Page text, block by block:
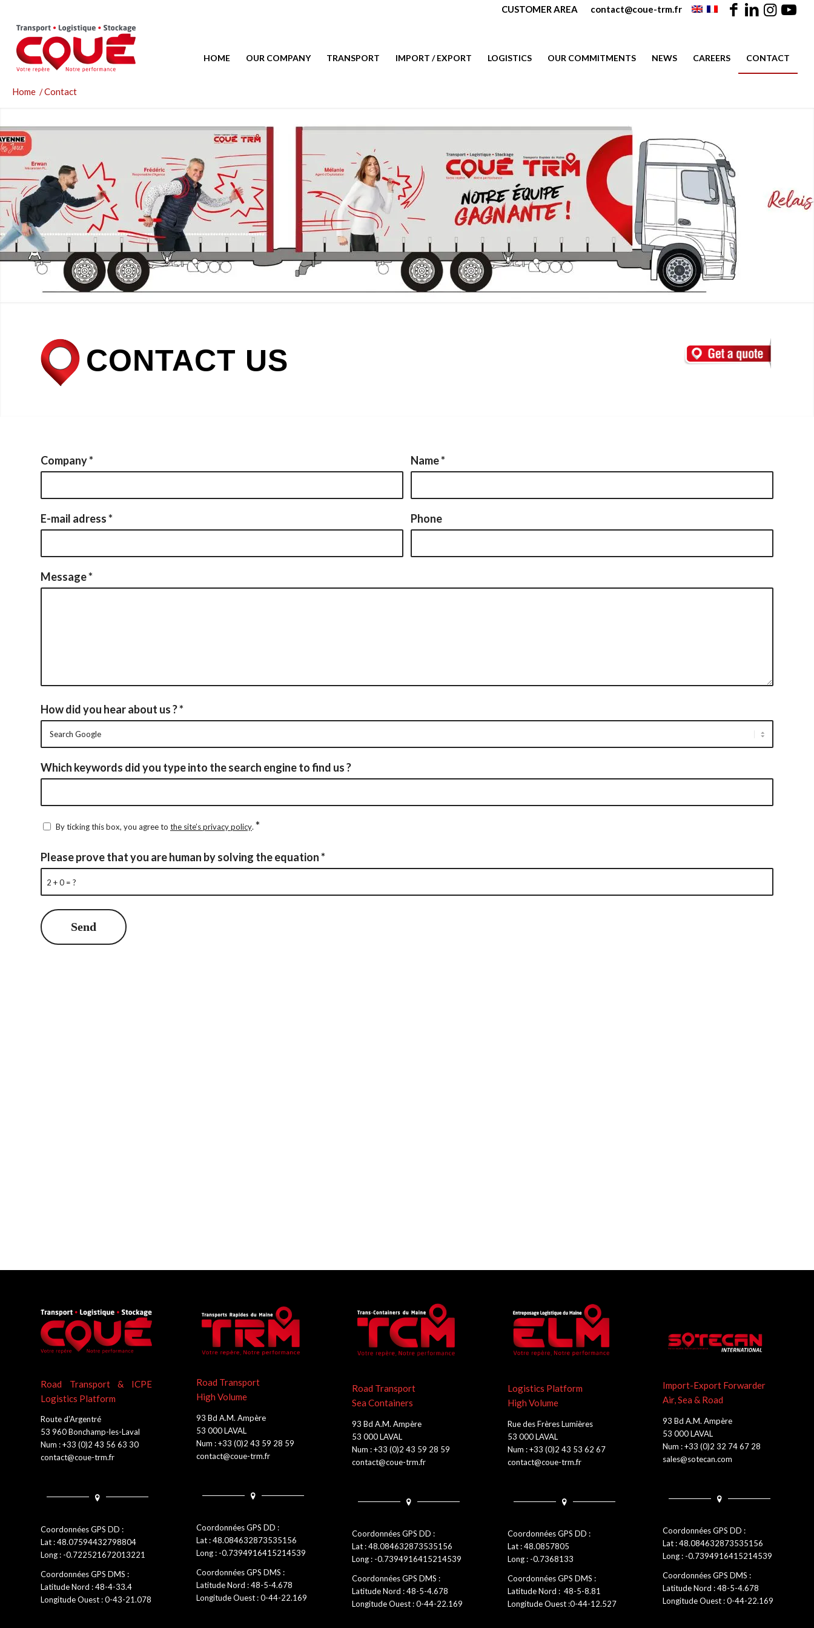
CUSTOMER AREA contact@coue-trm.fr
HOME OUR COMPANY TRANSPORT IMPORT / EXPORT LOGISTICS OUR COMMITMENTS NEWS CAREERS CONTACT
Home /Contact
CONTACT US
Company* Name*
E-mail adress* Phone
Message*
How did you hear about us ?*
Which keywords did you type into the search engine to find us ?
By ticking this box, you agree to the site’s privacy policy. *
2 + 0 = ?
Please prove that you are human by solving the equation*
Road Transport & ICPE
Logistics Platform
Route d’Argentré
53 960 Bonchamp-les-Laval
Num : +33 (0)2 43 56 63 30
contact@coue-trm.fr
Coordonnées GPS DD :
Lat : 48.07594432798804
Long : -0.722521672013221
Coordonnées GPS DMS :
Latitude Nord : 48-4-33.4
Longitude Ouest : 0-43-21.078
Road Transport
High Volume
93 Bd A.M. Ampère
53 000 LAVAL
Num : +33 (0)2 43 59 28 59
contact@coue-trm.fr
Coordonnées GPS DD :
Lat : 48.084632873535156
Long : -0.7394916415214539
Coordonnées GPS DMS :
Latitude Nord : 48-5-4.678
Longitude Ouest : 0-44-22.169
Road Transport
Sea Containers
93 Bd A.M. Ampère
53 000 LAVAL
Num : +33 (0)2 43 59 28 59
contact@coue-trm.fr
Coordonnées GPS DD :
Lat : 48.084632873535156
Long : -0.7394916415214539
Coordonnées GPS DMS :
Latitude Nord : 48-5-4.678
Longitude Ouest : 0-44-22.169
Logistics Platform
High Volume
Rue des Frères Lumières
53 000 LAVAL
Num : +33 (0)2 43 53 62 67
contact@coue-trm.fr
Coordonnées GPS DD :
Lat : 48.0857805
Long : -0.7368133
Coordonnées GPS DMS :
Latitude Nord : 48-5-8.81
Longitude Ouest :0-44-12.527
Import-Export Forwarder
Air, Sea & Road
93 Bd A.M. Ampère
53 000 LAVAL
Num : +33 (0)2 32 74 67 28
sales@sotecan.com
Coordonnées GPS DD :
Lat : 48.084632873535156
Long : -0.7394916415214539
Coordonnées GPS DMS :
Latitude Nord : 48-5-4.678
Longitude Ouest : 0-44-22.169